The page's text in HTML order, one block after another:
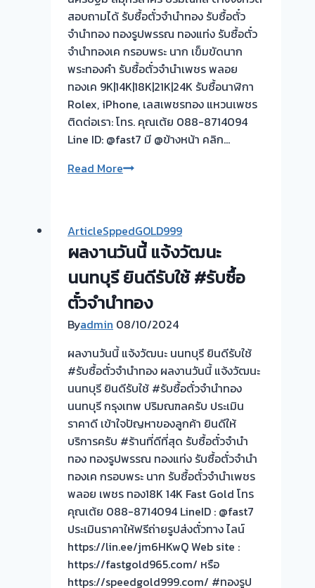
เงิน
กับ
เรา
ดี
กว่า
วัน
นี้
ให้
บริการ
ลูกค้า
พัฒนา
นนทบุรี
สอบถามได้ รับซื้อตั๋วจำนำทอง รับซื้อตั๋ว
จำนำทอง ทองรูปพรรณ ทองแท่ง รับซื้อตั๋ว
จำนำทองเค กรอบพระ นาก เข็มขัดนาก
พระทองคำ รับซื้อตั๋วจำนำเพชร พลอย
ทองเค 9K|14K|18K|21K|24K รับซื้อนาฬิกา
Rolex, iPhone, เลสเพชรทอง แหวนเพชร
ติดต่อเรา: โทร. คุณเต้ย 088-8714094
Line ID: @fast7 มี @ข้างหน้า คลิก…
Read Moreบ
ทอง
|
รับ
ตั่ว
จำนำ
ร้าน
ทองใน
ห้าง
เซ็นทรัล
รัตนาธิเบศร์
ให้
ราคา
สูง
จ่าย
เงินสด
ทันที-
ผล
งาน
ArticleSppedGOLD999
ผลงานวันนี้ แจ้งวัฒนะ
นนทบุรี ยินดีรับใช้ #รับซื้อ
ตั๋วจำนำทอง
Byadmin 08/10/2024
ผลงานวันนี้ แจ้งวัฒนะ นนทบุรี ยินดีรับใช้
#รับซื้อตั๋วจำนำทอง ผลงานวันนี้ แจ้งวัฒนะ
นนทบุรี ยินดีรับใช้ #รับซื้อตั๋วจำนำทอง
นนทบุรี กรุงเทพ ปริมณฑลครับ ประเมิน
ราคาดี เข้าใจปัญหาของลูกค้า ยินดีให้
บริการครับ #ร้านที่ดีที่สุด รับซื้อตั๋วจำนำ
ทอง ทองรูปพรรณ ทองแท่ง รับซื้อตั๋วจำนำ
ทองเค กรอบพระ นาก รับซื้อตั๋วจำนำเพชร
พลอย เพชร ทอง18K 14K Fast Gold โทร
คุณเต้ย 088-8714094 LineID : @fast7
ประเมินราคาให้ฟรีถ่ายรูปส่งตั๋วทาง ไลน์
https://lin.ee/jm6HKwQ Web site :
https://fastgold965.com/ หรือ
https://speedgold999.com/ #ทองรูป